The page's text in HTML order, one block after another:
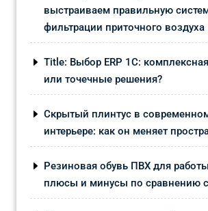
выстраиваем правильную
фильтрации приточного воздуха
Title: Выбор ERP 1С:
или точечные решения?
Скрытый плинтус в
интерьере: как он меняет
Резиновая обувь ПВХ для
плюсы и минусы по сравнению